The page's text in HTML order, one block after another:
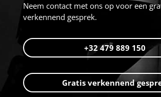
Neem contact met ons op voor een
verkennend gesprek.
+32 479 889 150
Gratis verkennend